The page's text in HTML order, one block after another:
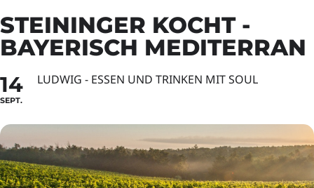
STEININGER KOCHT -
BAYERISCH MEDITERRAN
14
SEPT.
LUDWIG - ESSEN UND TRINKEN MIT SOUL